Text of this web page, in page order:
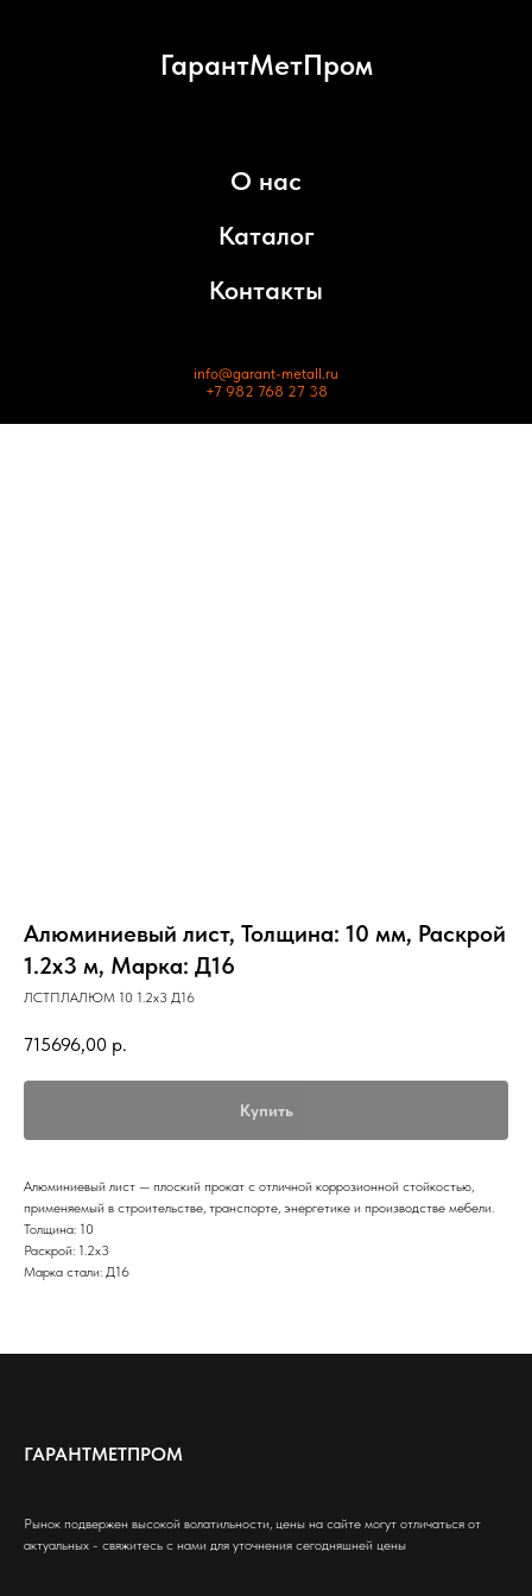
ГарантМетПром
О нас
Каталог
Контакты
info@garant-metall.ru
+7 982 768 27 38
Алюминиевый лист, Толщина: 10 мм, Раскрой
1.2х3 м, Марка: Д16
ЛСТПЛАЛЮМ 10 1.2х3 Д16
715696,00 р.
Купить
Алюминиевый лист — плоский прокат с отличной коррозионной стойкостью,
применяемый в строительстве, транспорте, энергетике и производстве мебели.
Толщина: 10
Раскрой: 1.2х3
Марка стали: Д16
ГАРАНТМЕТПРОМ
Рынок подвержен высокой волатильности, цены на сайте могут отличаться от
актуальных - свяжитесь с нами для уточнения сегодняшней цены